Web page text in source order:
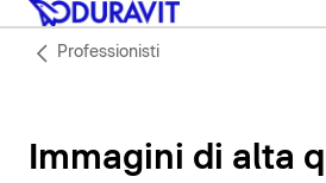
Professionisti
Immagini di alta